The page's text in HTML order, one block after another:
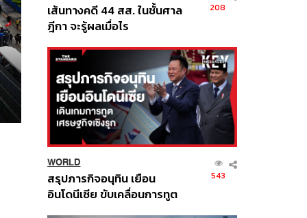
เส้นทางคดี 44 สส. ในชั้นศาล
ฎีกา จะรู้ผลเมื่อไร
208
WORLD
สรุปภารกิจอนุทิน เยือน
อินโดนีเซีย ขับเคลื่อนการทูต
543